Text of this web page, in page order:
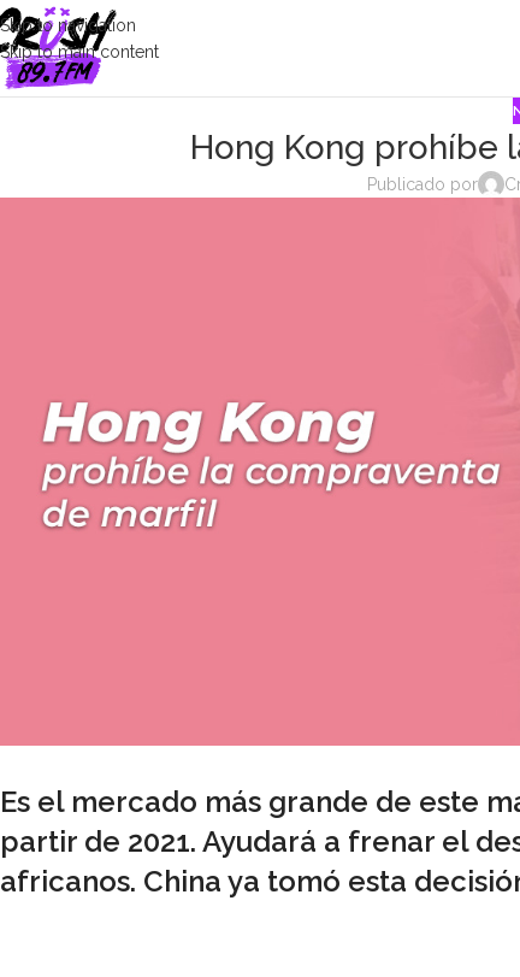
Skip to navigation
Skip to main content
Hong Kong prohíbe
Publicado por
Es el mercado más grande de este
partir de 2021. Ayudará a frenar el
africanos. China ya tomó esta